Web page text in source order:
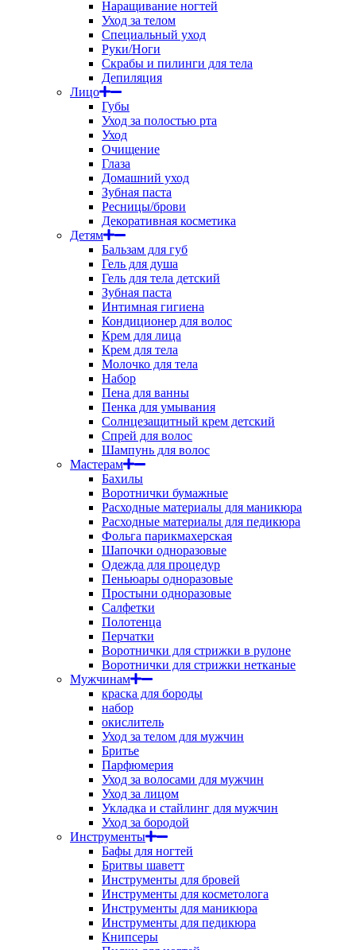
Наращивание ногтей
Уход за телом
Специальный уход
Руки/Ноги
Скрабы и пилинги для тела
Депиляция
Лицо
Губы
Уход за полостью рта
Уход
Очищение
Глаза
Домашний уход
Зубная паста
Ресницы/брови
Декоративная косметика
Детям
Бальзам для губ
Гель для душа
Гель для тела детский
Зубная паста
Интимная гигиена
Кондиционер для волос
Крем для лица
Крем для тела
Молочко для тела
Набор
Пена для ванны
Пенка для умывания
Солнцезащитный крем детский
Спрей для волос
Шампунь для волос
Мастерам
Бахилы
Воротнички бумажные
Расходные материалы для маникюра
Расходные материалы для педикюра
Фольга парикмахерская
Шапочки одноразовые
Одежда для процедур
Пеньюары одноразовые
Простыни одноразовые
Салфетки
Полотенца
Перчатки
Воротнички для стрижки в рулоне
Воротнички для стрижки нетканые
Мужчинам
краска для бороды
набор
окислитель
Уход за телом для мужчин
Бритье
Парфюмерия
Уход за волосами для мужчин
Уход за лицом
Укладка и стайлинг для мужчин
Уход за бородой
Инструменты
Бафы для ногтей
Бритвы шаветт
Инструменты для бровей
Инструменты для косметолога
Инструменты для маникюра
Инструменты для педикюра
Книпсеры